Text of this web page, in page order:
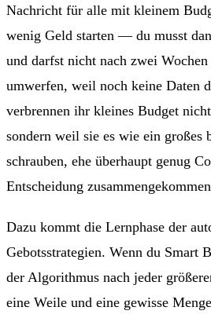
Nachricht für alle mit kleinem
wenig Geld starten — du musst
und darfst nicht nach zwei
umwerfen, weil noch keine Daten
verbrennen ihr kleines Budget
sondern weil sie es wie ein großes
schrauben, ehe überhaupt genug
Entscheidung
Dazu kommt die Lernphase der
Gebotsstrategien. Wenn du Smart
der Algorithmus nach jeder
eine Weile und eine gewisse